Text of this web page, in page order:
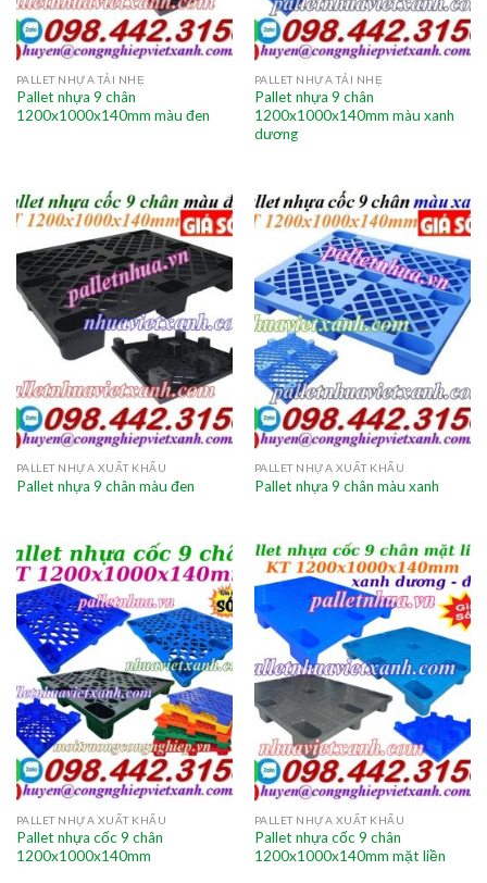
PALLET NHỰA TẢI NHẸ
Pallet nhựa 9 chân
1200x1000x140mm màu đen
PALLET NHỰA TẢI NHẸ
Pallet nhựa 9 chân
1200x1000x140mm màu xanh
dương
PALLET NHỰA XUẤT KHẨU
Pallet nhựa 9 chân màu đen
PALLET NHỰA XUẤT KHẨU
Pallet nhựa 9 chân màu xanh
PALLET NHỰA XUẤT KHẨU
Pallet nhựa cốc 9 chân
1200x1000x140mm
PALLET NHỰA XUẤT KHẨU
Pallet nhựa cốc 9 chân
1200x1000x140mm mặt liền